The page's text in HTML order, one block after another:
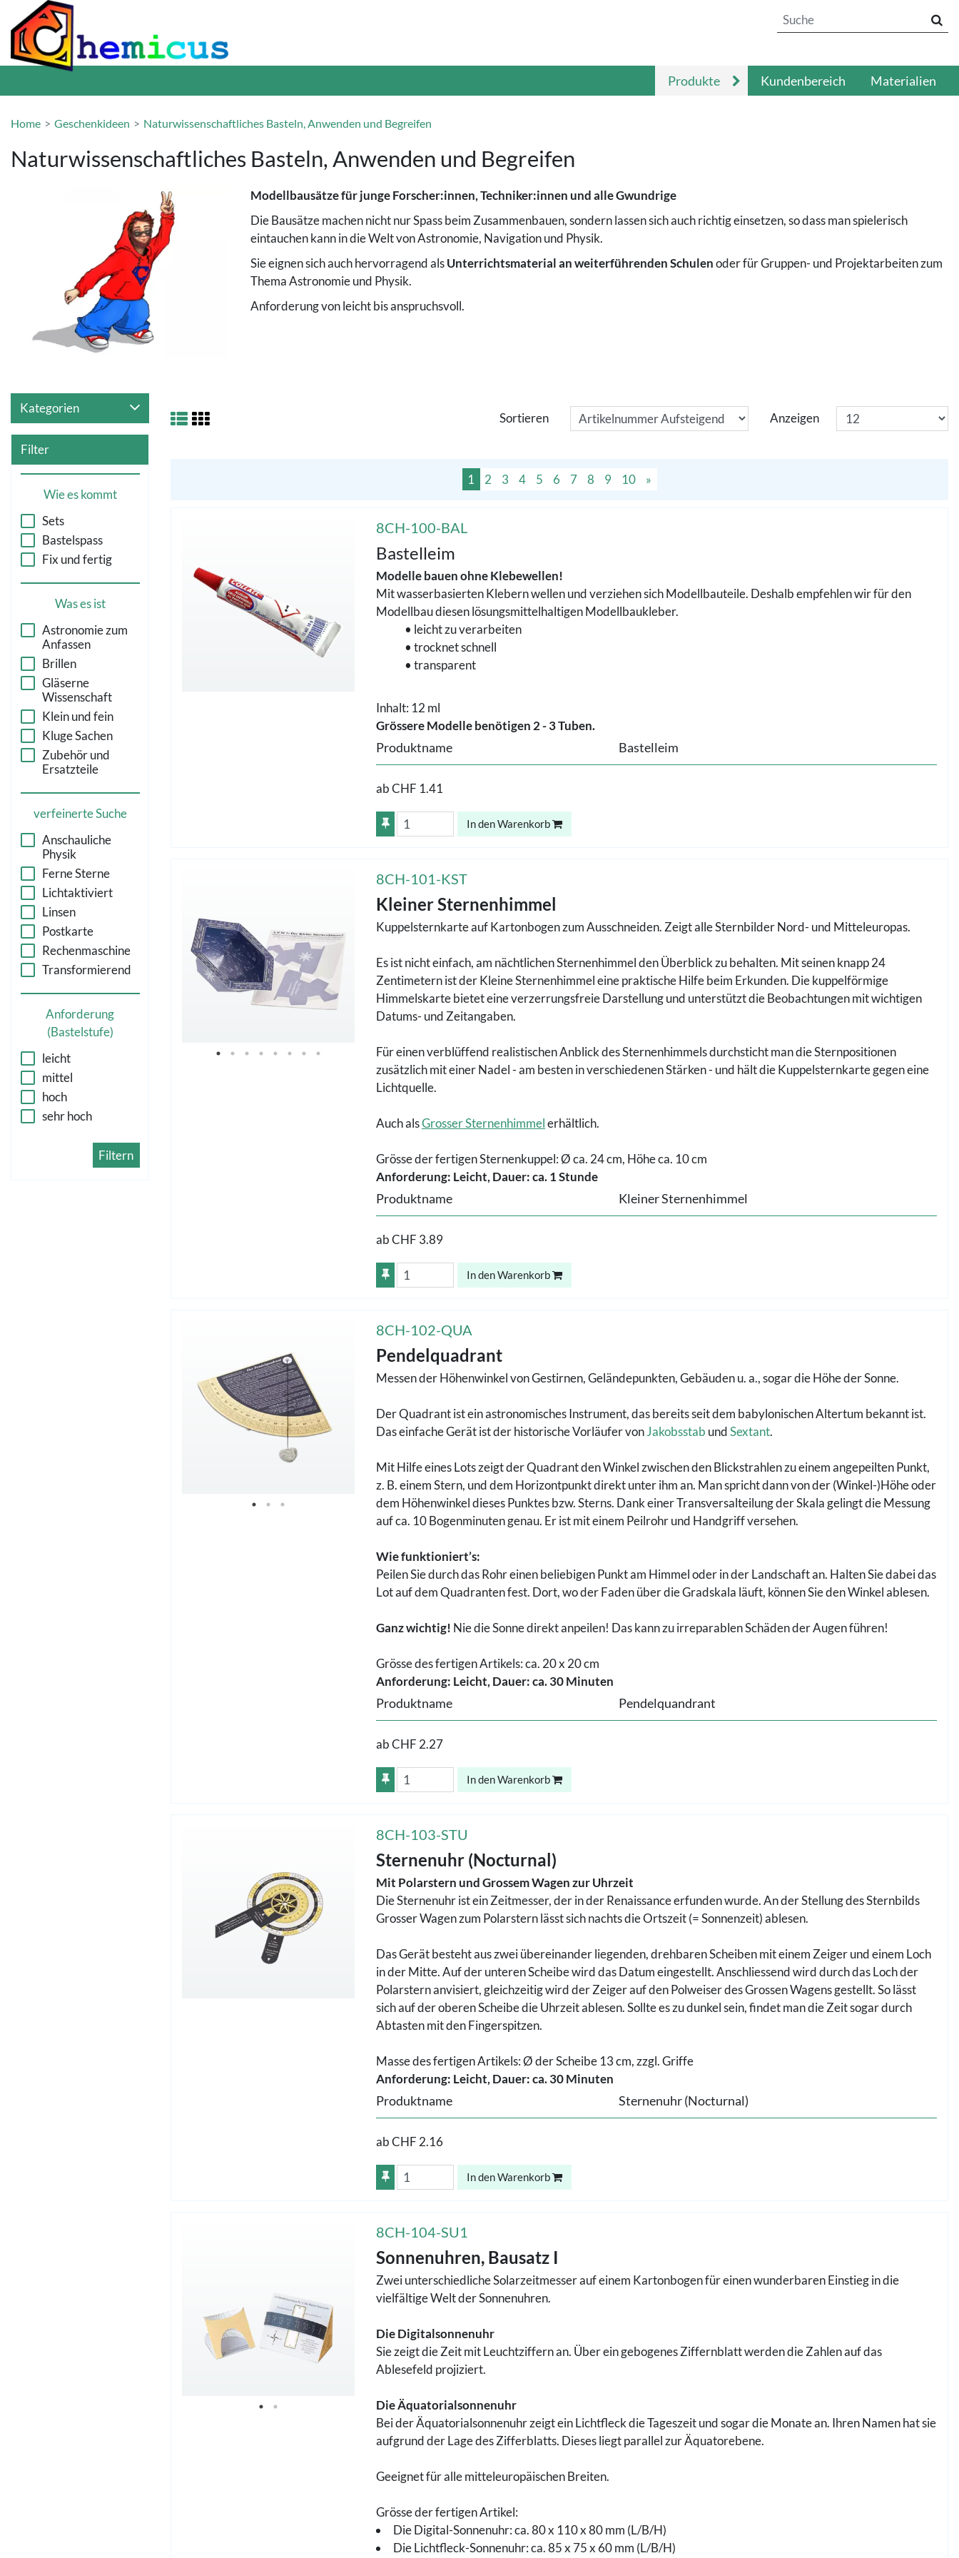
Produkte Kundenbereich Materialien
Home Geschenkideen Naturwissenschaftliches Basteln, Anwenden und Begreifen
Naturwissenschaftliches Basteln, Anwenden und Begreifen
Modellbausätze für junge Forscher:innen, Techniker:innen und alle Gwundrige
Die Bausätze machen nicht nur Spass beim Zusammenbauen, sondern lassen sich auch richtig einsetzen, so dass man spielerisch
eintauchen kann in die Welt von Astronomie, Navigation und Physik.
Sie eignen sich auch hervorragend alsUnterrichtsmaterial an weiterführenden Schulenoder für Gruppen- und Projektarbeiten zum
Thema Astronomie und Physik.
Anforderung von leicht bis anspruchsvoll.
Kategorien
Filter
Wie es kommt
Sets
Bastelspass
Fix und fertig
Was es ist
Astronomie zum
Anfassen
Brillen
Gläserne
Wissenschaft
Klein und fein
Kluge Sachen
Zubehör und
Ersatzteile
verfeinerte Suche
Anschauliche
Physik
Ferne Sterne
Lichtaktiviert
Linsen
Postkarte
Rechenmaschine
Transformierend
Anforderung
(Bastelstufe)
leicht
mittel
hoch
sehr hoch
Filtern
Sortieren Anzeigen
1 2 3 4 5 6 7 8 9 10 »
8CH-100-BAL
Bastelleim
Modelle bauen ohne Klebewellen!
Mit wasserbasierten Klebern wellen und verziehen sich Modellbauteile. Deshalb empfehlen wir für den
Modellbau diesen lösungsmittelhaltigen Modellbaukleber.
• leicht zu verarbeiten
• trocknet schnell
• transparent
Inhalt: 12 ml
Grössere Modelle benötigen 2 - 3 Tuben.
Produktname Bastelleim
abCHF 1.41
In den Warenkorb
8CH-101-KST
Kleiner Sternenhimmel
Kuppelsternkarte auf Kartonbogen zum Ausschneiden. Zeigt alle Sternbilder Nord- und Mitteleuropas.
Es ist nicht einfach, am nächtlichen Sternenhimmel den Überblick zu behalten. Mit seinen knapp 24
Zentimetern ist der Kleine Sternenhimmel eine praktische Hilfe beim Erkunden. Die kuppelförmige
Himmelskarte bietet eine verzerrungsfreie Darstellung und unterstützt die Beobachtungen mit wichtigen
Datums- und Zeitangaben.
Für einen verblüffend realistischen Anblick des Sternenhimmels durchsticht man die Sternpositionen
zusätzlich mit einer Nadel - am besten in verschiedenen Stärken - und hält die Kuppelsternkarte gegen eine
Lichtquelle.
Auch alsGrosser Sternenhimmelerhältlich.
Grösse der fertigen Sternenkuppel: Ø ca. 24 cm, Höhe ca. 10 cm
Anforderung: Leicht, Dauer: ca. 1 Stunde
Produktname Kleiner Sternenhimmel
abCHF 3.89
In den Warenkorb
8CH-102-QUA
Pendelquadrant
Messen der Höhenwinkel von Gestirnen, Geländepunkten, Gebäuden u. a., sogar die Höhe der Sonne.
Der Quadrant ist ein astronomisches Instrument, das bereits seit dem babylonischen Altertum bekannt ist.
Das einfache Gerät ist der historische Vorläufer vonJakobsstab undSextant.
Mit Hilfe eines Lots zeigt der Quadrant den Winkel zwischen den Blickstrahlen zu einem angepeilten Punkt,
z. B. einem Stern, und dem Horizontpunkt direkt unter ihm an. Man spricht dann von der (Winkel-)Höhe oder
dem Höhenwinkel dieses Punktes bzw. Sterns. Dank einer Transversalteilung der Skala gelingt die Messung
auf ca. 10 Bogenminuten genau. Er ist mit einem Peilrohr und Handgriff versehen.
Wie funktioniert’s:
Peilen Sie durch das Rohr einen beliebigen Punkt am Himmel oder in der Landschaft an. Halten Sie dabei das
Lot auf dem Quadranten fest. Dort, wo der Faden über die Gradskala läuft, können Sie den Winkel ablesen.
Ganz wichtig! Nie die Sonne direkt anpeilen! Das kann zu irreparablen Schäden der Augen führen!
Grösse des fertigen Artikels: ca. 20 x 20 cm
Anforderung: Leicht, Dauer: ca. 30 Minuten
Produktname Pendelquandrant
abCHF 2.27
In den Warenkorb
8CH-103-STU
Sternenuhr (Nocturnal)
Mit Polarstern und Grossem Wagen zur Uhrzeit
Die Sternenuhr ist ein Zeitmesser, der in der Renaissance erfunden wurde. An der Stellung des Sternbilds
Grosser Wagen zum Polarstern lässt sich nachts die Ortszeit (= Sonnenzeit) ablesen.
Das Gerät besteht aus zwei übereinander liegenden, drehbaren Scheiben mit einem Zeiger und einem Loch
in der Mitte. Auf der unteren Scheibe wird das Datum eingestellt. Anschliessend wird durch das Loch der
Polarstern anvisiert, gleichzeitig wird der Zeiger auf den Polweiser des Grossen Wagens gestellt. So lässt
sich auf der oberen Scheibe die Uhrzeit ablesen. Sollte es zu dunkel sein, findet man die Zeit sogar durch
Abtasten mit den Fingerspitzen.
Masse des fertigen Artikels: Ø der Scheibe 13 cm, zzgl. Griffe
Anforderung: Leicht, Dauer: ca. 30 Minuten
Produktname Sternenuhr (Nocturnal)
abCHF 2.16
In den Warenkorb
8CH-104-SU1
Sonnenuhren, Bausatz I
Zwei unterschiedliche Solarzeitmesser auf einem Kartonbogen für einen wunderbaren Einstieg in die
vielfältige Welt der Sonnenuhren.
Die Digitalsonnenuhr
Sie zeigt die Zeit mit Leuchtziffern an. Über ein gebogenes Ziffernblatt werden die Zahlen auf das
Ablesefeld projiziert.
Die Äquatorialsonnenuhr
Bei der Äquatorialsonnenuhr zeigt ein Lichtfleck die Tageszeit und sogar die Monate an. Ihren Namen hat sie
aufgrund der Lage des Zifferblatts. Dieses liegt parallel zur Äquatorebene.
Geeignet für alle mitteleuropäischen Breiten.
Grösse der fertigen Artikel:
Die Digital-Sonnenuhr: ca. 80 x 110 x 80 mm (L/B/H)
Die Lichtfleck-Sonnenuhr: ca. 85 x 75 x 60 mm (L/B/H)